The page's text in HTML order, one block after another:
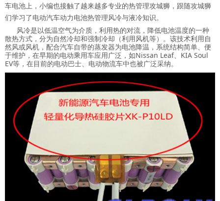
车电池上，小编也接触了越来越多专业的热管理攻城狮，跟随攻城狮
们学习了电动汽车动力电池热管理风冷与液冷知识。
风冷是以低温空气为介质，利用热的对流，降低电池温度的一种
散热方式，分为自然冷却和强制冷却（利用风机等）。该技术利用自
然风或风机，配合汽车自带的蒸发器为电池降温，系统结构简单、便
于维护，在早期的电动乘用车应用广泛，如Nissan Leaf、KIA Soul
EV等，在目前的电动巴士、电动物流车中也被广泛采纳。